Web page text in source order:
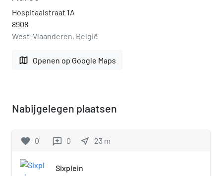
Hospitaalstraat 1A
8908
West-Vlaanderen, België
map Openen op Google Maps
Nabijgelegen plaatsen
favorite 0 reviews 0 near_me 23 m
Sixplein